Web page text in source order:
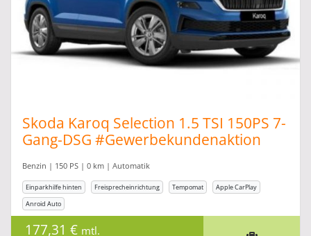
Skoda Karoq Selection 1.5 TSI 150PS 7-
Gang-DSG #Gewerbekundenaktion
Benzin | 150 PS | 0 km | Automatik
Einparkhilfe hinten Freisprecheinrichtung Tempomat
Apple CarPlay
Anroid Auto
177,31 € mtl.